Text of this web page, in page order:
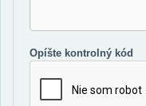
Opíšte kontrolný kód